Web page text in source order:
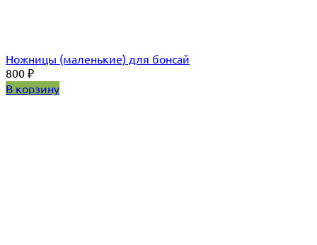
Ножницы (маленькие) для бонсай
800 ₽
В корзину